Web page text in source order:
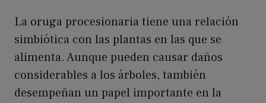
La oruga procesionaria tiene una relación
simbiótica con las plantas en las que se
alimenta. Aunque pueden causar daños
considerables a los árboles, también
desempeñan un papel importante en la